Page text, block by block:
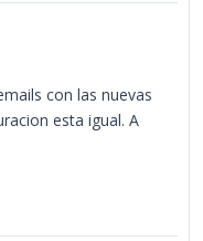
con las nuevas
esta igual. A